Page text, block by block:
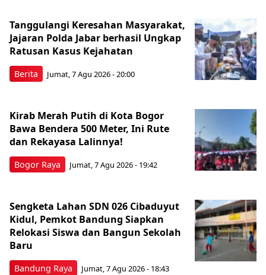
Berita
Tanggulangi Keresahan Masyarakat,
Jajaran Polda Jabar berhasil Ungkap
Ratusan Kasus Kejahatan
Jumat, 7 Agu 2026 - 20:00
Bogor Raya
Kirab Merah Putih di Kota Bogor
Bawa Bendera 500 Meter, Ini Rute
dan Rekayasa Lalinnya!
Jumat, 7 Agu 2026 - 19:42
Bandung Raya
Sengketa Lahan SDN 026 Cibaduyut
Kidul, Pemkot Bandung Siapkan
Relokasi Siswa dan Bangun Sekolah
Baru
Jumat, 7 Agu 2026 - 18:43